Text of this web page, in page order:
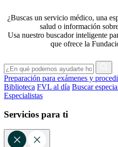
¿Buscas un servicio médico, una
salud o información
Usa nuestro buscador inteligente
que ofrece la
Preparación para exámenes y
Biblioteca FVL al día Buscar
Especialistas
Servicios para ti